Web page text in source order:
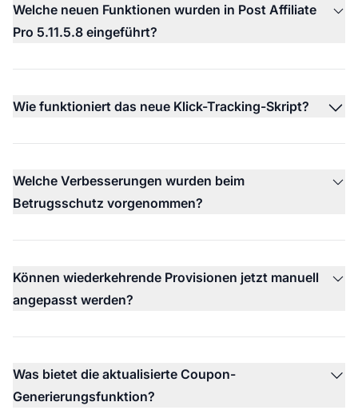
Welche neuen Funktionen wurden in Post Affiliate
Pro 5.11.5.8 eingeführt?
Wie funktioniert das neue Klick-Tracking-Skript?
Welche Verbesserungen wurden beim
Betrugsschutz vorgenommen?
Können wiederkehrende Provisionen jetzt manuell
angepasst werden?
Was bietet die aktualisierte Coupon-
Generierungsfunktion?